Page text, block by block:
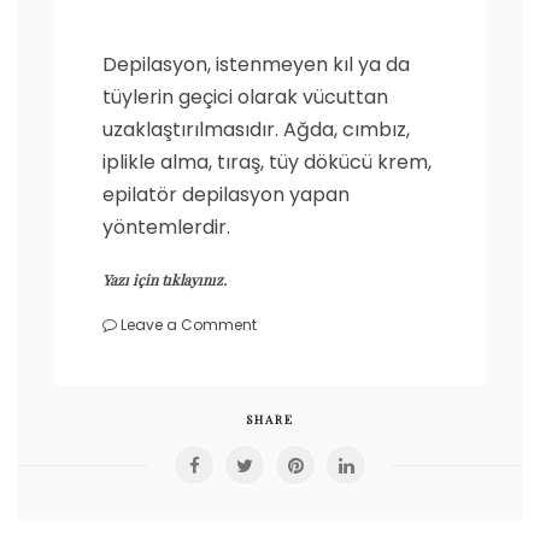
Depilasyon, istenmeyen kıl ya da
tüylerin geçici olarak vücuttan
uzaklaştırılmasıdır. Ağda, cımbız,
iplikle alma, tıraş, tüy dökücü krem,
epilatör depilasyon yapan
yöntemlerdir.
Yazı için tıklayınız.
Leave a Commenton
yöntemleri
SHARE